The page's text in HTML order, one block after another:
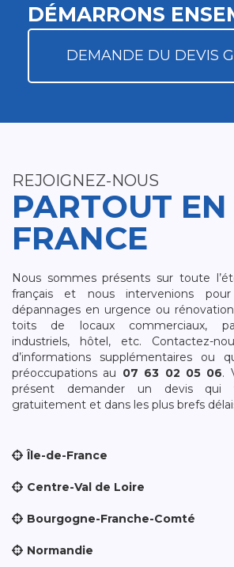
DÉMARRONS
DEMANDE DU DEVIS
REJOIGNEZ-NOUS
PARTOUT EN
FRANCE
Nous sommes présents sur toute
français et nous intervenions
dépannages en urgence ou
toits de locaux commerciaux,
industriels, hôtel, etc. Contactez-
d’informations supplémentaires ou
préoccupations au 07 63 02 05 06.
présent demander un devis qui
gratuitement et dans les plus brefs
Île-de-France
Centre-Val de Loire
Bourgogne-Franche-Comté
Normandie